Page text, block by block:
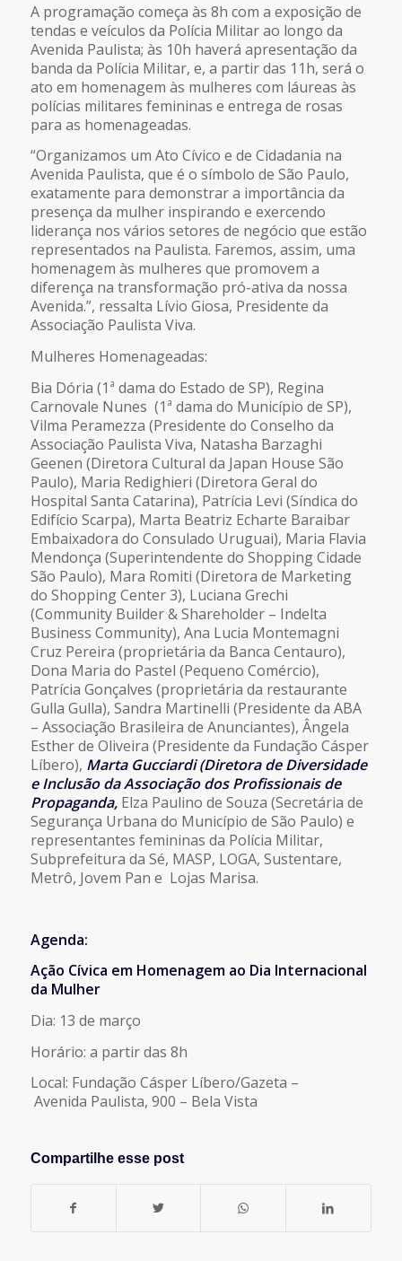
A programação começa às 8h com a exposição de
tendas e veículos da Polícia Militar ao longo da
Avenida Paulista; às 10h haverá apresentação da
banda da Polícia Militar, e, a partir das 11h, será o
ato em homenagem às mulheres com láureas às
polícias militares femininas e entrega de rosas
para as homenageadas.
“Organizamos um Ato Cívico e de Cidadania na
Avenida Paulista, que é o símbolo de São Paulo,
exatamente para demonstrar a importância da
presença da mulher inspirando e exercendo
liderança nos vários setores de negócio que estão
representados na Paulista. Faremos, assim, uma
homenagem às mulheres que promovem a
diferença na transformação pró-ativa da nossa
Avenida.”, ressalta Lívio Giosa, Presidente da
Associação Paulista Viva.
Mulheres Homenageadas:
Bia Dória (1ª dama do Estado de SP), Regina
Carnovale Nunes (1ª dama do Município de SP),
Vilma Peramezza (Presidente do Conselho da
Associação Paulista Viva, Natasha Barzaghi
Geenen (Diretora Cultural da Japan House São
Paulo), Maria Redighieri (Diretora Geral do
Hospital Santa Catarina), Patrícia Levi (Síndica do
Edifício Scarpa), Marta Beatriz Echarte Baraibar
Embaixadora do Consulado Uruguai), Maria Flavia
Mendonça (Superintendente do Shopping Cidade
São Paulo), Mara Romiti (Diretora de Marketing
do Shopping Center 3), Luciana Grechi
(Community Builder & Shareholder – Indelta
Business Community), Ana Lucia Montemagni
Cruz Pereira (proprietária da Banca Centauro),
Dona Maria do Pastel (Pequeno Comércio),
Patrícia Gonçalves (proprietária da restaurante
Gulla Gulla), Sandra Martinelli (Presidente da ABA
– Associação Brasileira de Anunciantes), Ângela
Esther de Oliveira (Presidente da Fundação Cásper
Líbero), Marta Gucciardi (Diretora de Diversidade
e Inclusão da Associação dos Profissionais de
Propaganda,Elza Paulino de Souza (Secretária de
Segurança Urbana do Município de São Paulo) e
representantes femininas da Polícia Militar,
Subprefeitura da Sé, MASP, LOGA, Sustentare,
Metrô, Jovem Pan e Lojas Marisa.
Agenda:
Ação Cívica em Homenagem ao Dia Internacional
da Mulher
Dia: 13 de março
Horário: a partir das 8h
Local: Fundação Cásper Líbero/Gazeta –
Avenida Paulista, 900 – Bela Vista
Compartilhe esse post